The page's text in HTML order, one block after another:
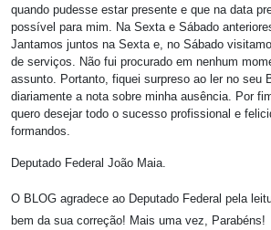
quando pudesse estar presente e que na data
possível para mim. Na Sexta e Sábado
Jantamos juntos na Sexta e, no Sábado
de serviços. Não fui procurado em nenhum
assunto. Portanto, fiquei surpreso ao ler no seu
diariamente a nota sobre minha ausência. Por
quero desejar todo o sucesso profissional e
formandos.
Deputado Federal João Maia.
O BLOG agradece ao Deputado Federal pela
bem da sua correção! Mais uma vez, Parabéns!